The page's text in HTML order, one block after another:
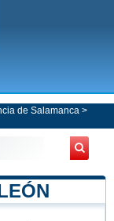
de Salamanca >